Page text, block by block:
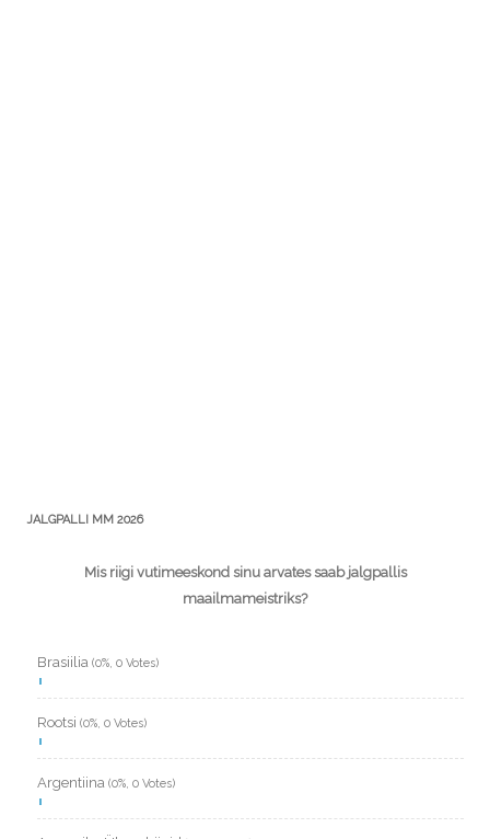
JALGPALLI MM 2026
Mis riigi vutimeeskond sinu arvates saab jalgpallis
maailmameistriks?
Brasiilia (0%, 0 Votes)
Rootsi (0%, 0 Votes)
Argentiina (0%, 0 Votes)